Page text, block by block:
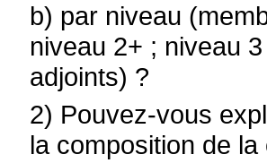
b) par niveau
niveau 2+ ; niveau
adjoints) ?
2) Pouvez-vous
la composition de